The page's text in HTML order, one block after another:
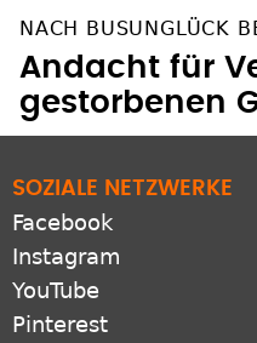
NACH BUSUNGLÜCK
Andacht für
gestorbenen
SOZIALE NETZWERKE
Facebook
Instagram
YouTube
Pinterest